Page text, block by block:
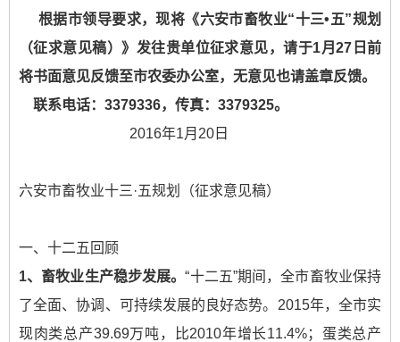
根据市领导要求，现将《六安市畜牧业“十三•五”规划
（征求意见稿）》 发往贵单位征求意见，请于1月27日前
将书面意见反馈至市农委办公室，无意见也请盖章反馈。
联系电话：3379336，传真：3379325。
2016年1月20日
六安市畜牧业十三·五规划（征求意见稿）
一、十二五回顾
1、畜牧业生产稳步发展。“十二五”期间，全市畜牧业保持
了全面、协调、可持续发展的良好态势。2015年，全市实
现肉类总产39.69万吨，比2010年增长11.4%；蛋类总产